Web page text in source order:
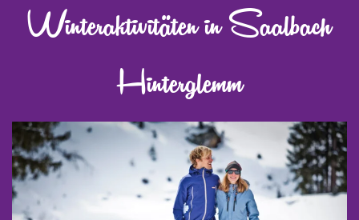
Winteraktivitäten in Saalbach
Hinterglemm